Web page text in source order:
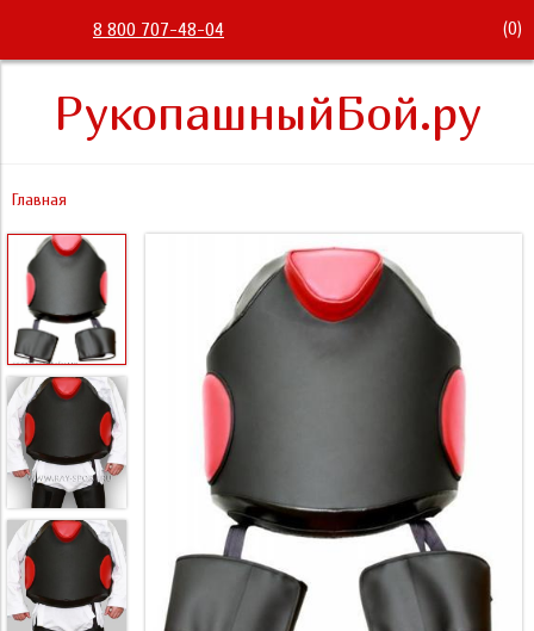
8 800 707-48-04 (0)
РукопашныйБой.ру
Главная